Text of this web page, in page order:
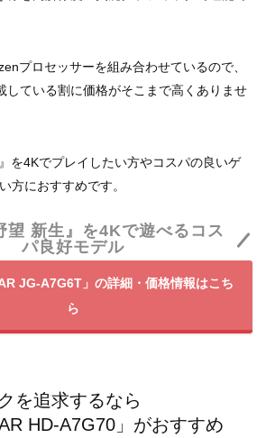
プロセッサーを組み合わせているので、
している割に価格がそこまで高くありませ
を4Kでプレイしたい方やコスパの良いゲ
方におすすめです。
望 新生』を4Kで遊べるコス
パ良好モデル
JG-A7G6T」の詳細・価格情報はこち
ら
を追求するなら
HD-A7G70」がおすすめ